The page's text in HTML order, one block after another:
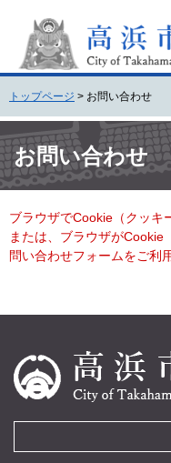
頭
で
す
。
飛
ば
し
て
本
へ
トップページ > お問い合わせ
文 お問い合わせ
ブラウザでCookie（クッキ
または、ブラウザがCookie
問い合わせフォームをご利